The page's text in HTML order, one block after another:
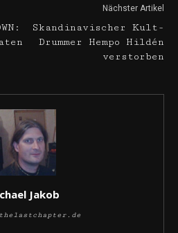
Nächster Artikel
Skandinavischer Kult-
Drummer Hempo Hildén
verstorben
Jakob